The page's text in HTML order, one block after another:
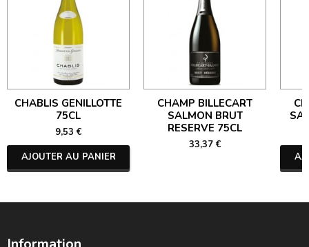
CHABLIS GENILLOTTE
75CL
9,53 €
AJOUTER AU PANIER
CHAMP BILLECART
SALMON BRUT
RESERVE 75CL
33,37 €